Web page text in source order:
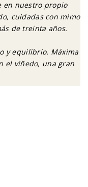
en nuestro propio
cuidadas con mimo
de treinta años.
y equilibrio. Máxima
el viñedo, una gran